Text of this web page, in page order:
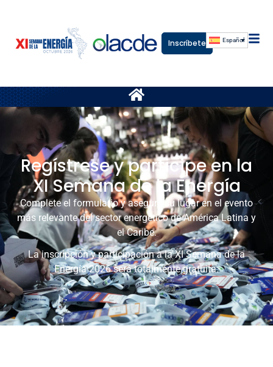
Inscríbete Español
Regístrese y participe en la
XI Semana de la Energía
Complete el formulario y asegure su lugar en el evento
más relevante del sector energético de América Latina y
el Caribe.
La inscripción y participación a la XI Semana de la
Energía 2026 será totalmente gratuita.